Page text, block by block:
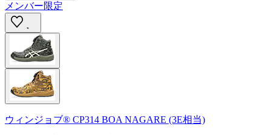
メンバー限定
ウィンジョブ® CP314 BOA NAGARE (3E相当)